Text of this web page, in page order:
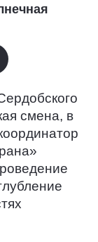
смена, в